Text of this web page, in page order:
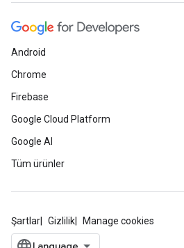
Android
Chrome
Firebase
Google Cloud Platform
Google AI
Tüm ürünler
Şartlar Gizlilik Manage cookies